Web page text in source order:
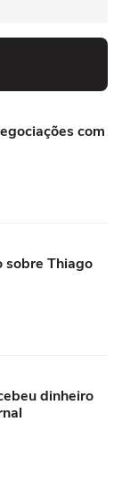
com
sobre Thiago
dinheiro